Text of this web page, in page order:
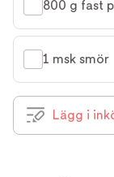
800 g fast
1 msk smör
Lägg i